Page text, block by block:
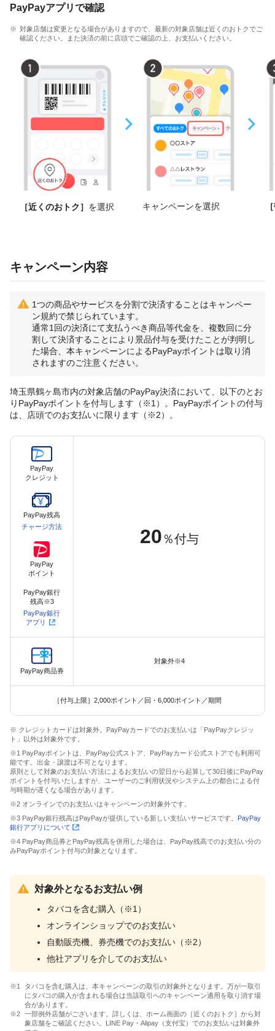
PayPayアプリで確認
対象店舗は変更となる場合がありますので、最新の対象店舗は近くのおトクでご
確認ください。また決済の前に店頭でご確認の上、お支払いください。
［近くのおトク］ を選択 キャンペーンを選択
キャンペーン内容
1つの商品やサービスを分割で決済することはキャンペー
ン規約で禁じられています。
通常1回の決済にて支払うべき商品等代金を、複数回に分
割して決済することにより景品付与を受けたことが判明し
た場合、本キャンペーンによるPayPayポイントは取り消
されますのご注意ください。
埼玉県鶴ヶ島市内の対象店舗のPayPay決済において、以下のとお
りPayPayポイントを付与します（※1）。PayPayポイントの付与
は、店頭でのお支払いに限ります（※2）。
PayPay
クレジット
PayPay残高
チャージ方法
PayPay
ポイント
PayPay銀行
残高※3
PayPay銀行
アプリ
20 ％付与
PayPay商品券
対象外※4
［付与上限］2,000ポイント／回・6,000ポイント／期間
※ クレジットカードは対象外。PayPayカードでのお支払いは「PayPayクレジッ
ト」以外は対象外です。
※1 PayPayポイントは、PayPay公式ストア、PayPayカード公式ストアでも利用可
能です。出金・譲渡は不可となります。
原則として対象のお支払い方法によるお支払いの翌日から起算して30日後にPayPay
ポイントを付与いたしますが、ユーザーのご利用状況やシステム上の都合による付
与時期が遅くなる場合があります。
※2 オンラインでのお支払いはキャンペーンの対象外です。
※3 PayPay銀行残高はPayPayが提供している新しい支払いサービスです。 PayPay
銀行アプリについて
※4 PayPay商品券とPayPay残高を併用した場合は、PayPay残高でのお支払い分の
みPayPayポイント付与の対象となります。
対象外となるお支払い例
タバコを含む購入（※1）
オンラインショップでのお支払い
自動販売機、券売機でのお支払い（※2）
他社アプリを介してのお支払い
タバコを含む購入は、本キャンペーンの取引の対象外となります。万が一取引
にタバコの購入が含まれる場合は当該取引へのキャンペーン適用を取り消す場
合があります。
一部例外店舗がございます。詳しくは、ホーム画面の［近くのおトク］から対
象店舗をご確認ください。LINE Pay・Alipay（支付宝）でのお支払いは対象外